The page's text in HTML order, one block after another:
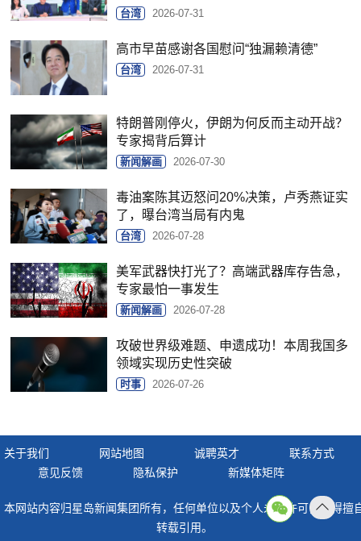
台湾 2026-07-31
高市早苗感谢各国慰问“独漏赖清德”
台湾 2026-07-31
特朗普刚停火，伊朗为何反而主动开战？
专家揭背后算计
新闻解画 2026-07-30
毒油案陈其迈怒问20%决策，卢秀燕证实
了，曝台湾当局有内鬼
台湾 2026-07-28
美军武器快打光了？高端武器库存告急，
专家最怕一事发生
新闻解画 2026-07-28
攻破世界级难题、申遗成功！本周我国多
领域实现历史性突破
时事 2026-07-26
关于我们 网站地图 诚聘英才
联系方式
意见反馈
隐私保护 新媒体矩阵
本网站内容归星岛新闻集团所有，任何单位以及个人未经许可，不得擅
转载引用。